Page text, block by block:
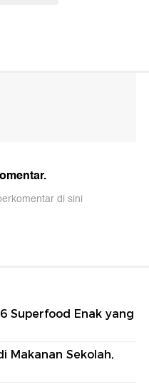
di sini
Superfood Enak yang
Makanan Sekolah,